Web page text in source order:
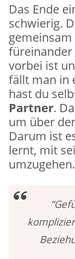
Das Ende
schwierig.
füreinander
vorbei ist
fällt man in
hast du
Partner.
um über
Darum ist
lernt, mit
umzugehen.